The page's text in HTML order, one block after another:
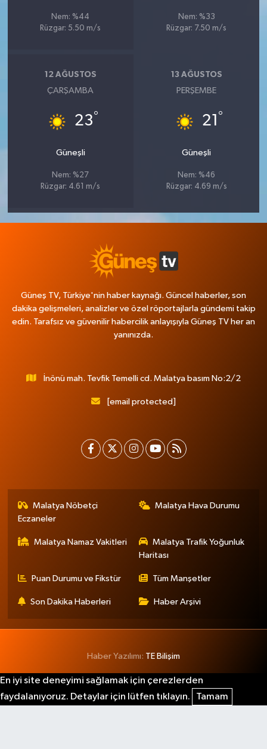
Nem: %44
Rüzgar: 5.50 m/s
Nem: %33
Rüzgar: 7.50 m/s
12 AĞUSTOS
ÇARŞAMBA
23°
Güneşli
Nem: %27
Rüzgar: 4.61 m/s
13 AĞUSTOS
PERŞEMBE
21 °
Güneşli
Nem: %46
Rüzgar: 4.69 m/s
Güneş TV, Türkiye'nin haber kaynağı. Güncel haberler, son
dakika gelişmeleri, analizler ve özel röportajlarla gündemi takip
edin. Tarafsız ve güvenilir habercilik anlayışıyla Güneş TV her an
yanınızda.
İnönü mah. Tevfik Temelli cd. Malatya basım No:2/2
[email protected]
Malatya Nöbetçi
Eczaneler
Malatya Hava Durumu
Malatya Namaz Vakitleri
Malatya Trafik Yoğunluk
Haritası
Puan Durumu ve Fikstür Tüm Manşetler
Son Dakika Haberleri Haber Arşivi
Haber Yazılımı: TE Bilişim
En iyi site deneyimi sağlamak için çerezlerden
faydalanıyoruz. Detaylar için lütfen tıklayın.
Tamam